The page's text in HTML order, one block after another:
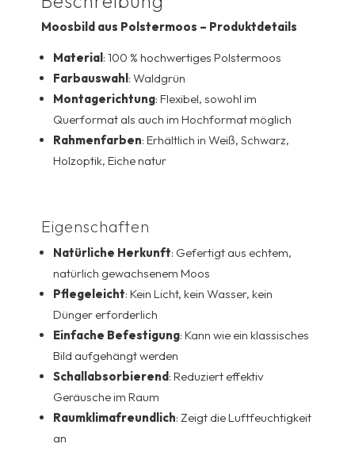
Moosbild aus Polstermoos – Produktdetails
Material : 100 % hochwertiges Polstermoos
Farbauswahl : Waldgrün
Montagerichtung: Flexibel, sowohl im
Querformat als auch im Hochformat möglich
Rahmenfarben: Erhältlich in Weiß, Schwarz,
Holzoptik, Eiche natur
Eigenschaften
Natürliche Herkunft: Gefertigt aus echtem,
natürlich gewachsenem Moos
Pflegeleicht: Kein Licht, kein Wasser, kein
Dünger erforderlich
Einfache Befestigung: Kann wie ein klassisches
Bild aufgehängt werden
Schallabsorbierend : Reduziert effektiv
Geräusche im Raum
Raumklimafreundlich: Zeigt die Luftfeuchtigkeit
an